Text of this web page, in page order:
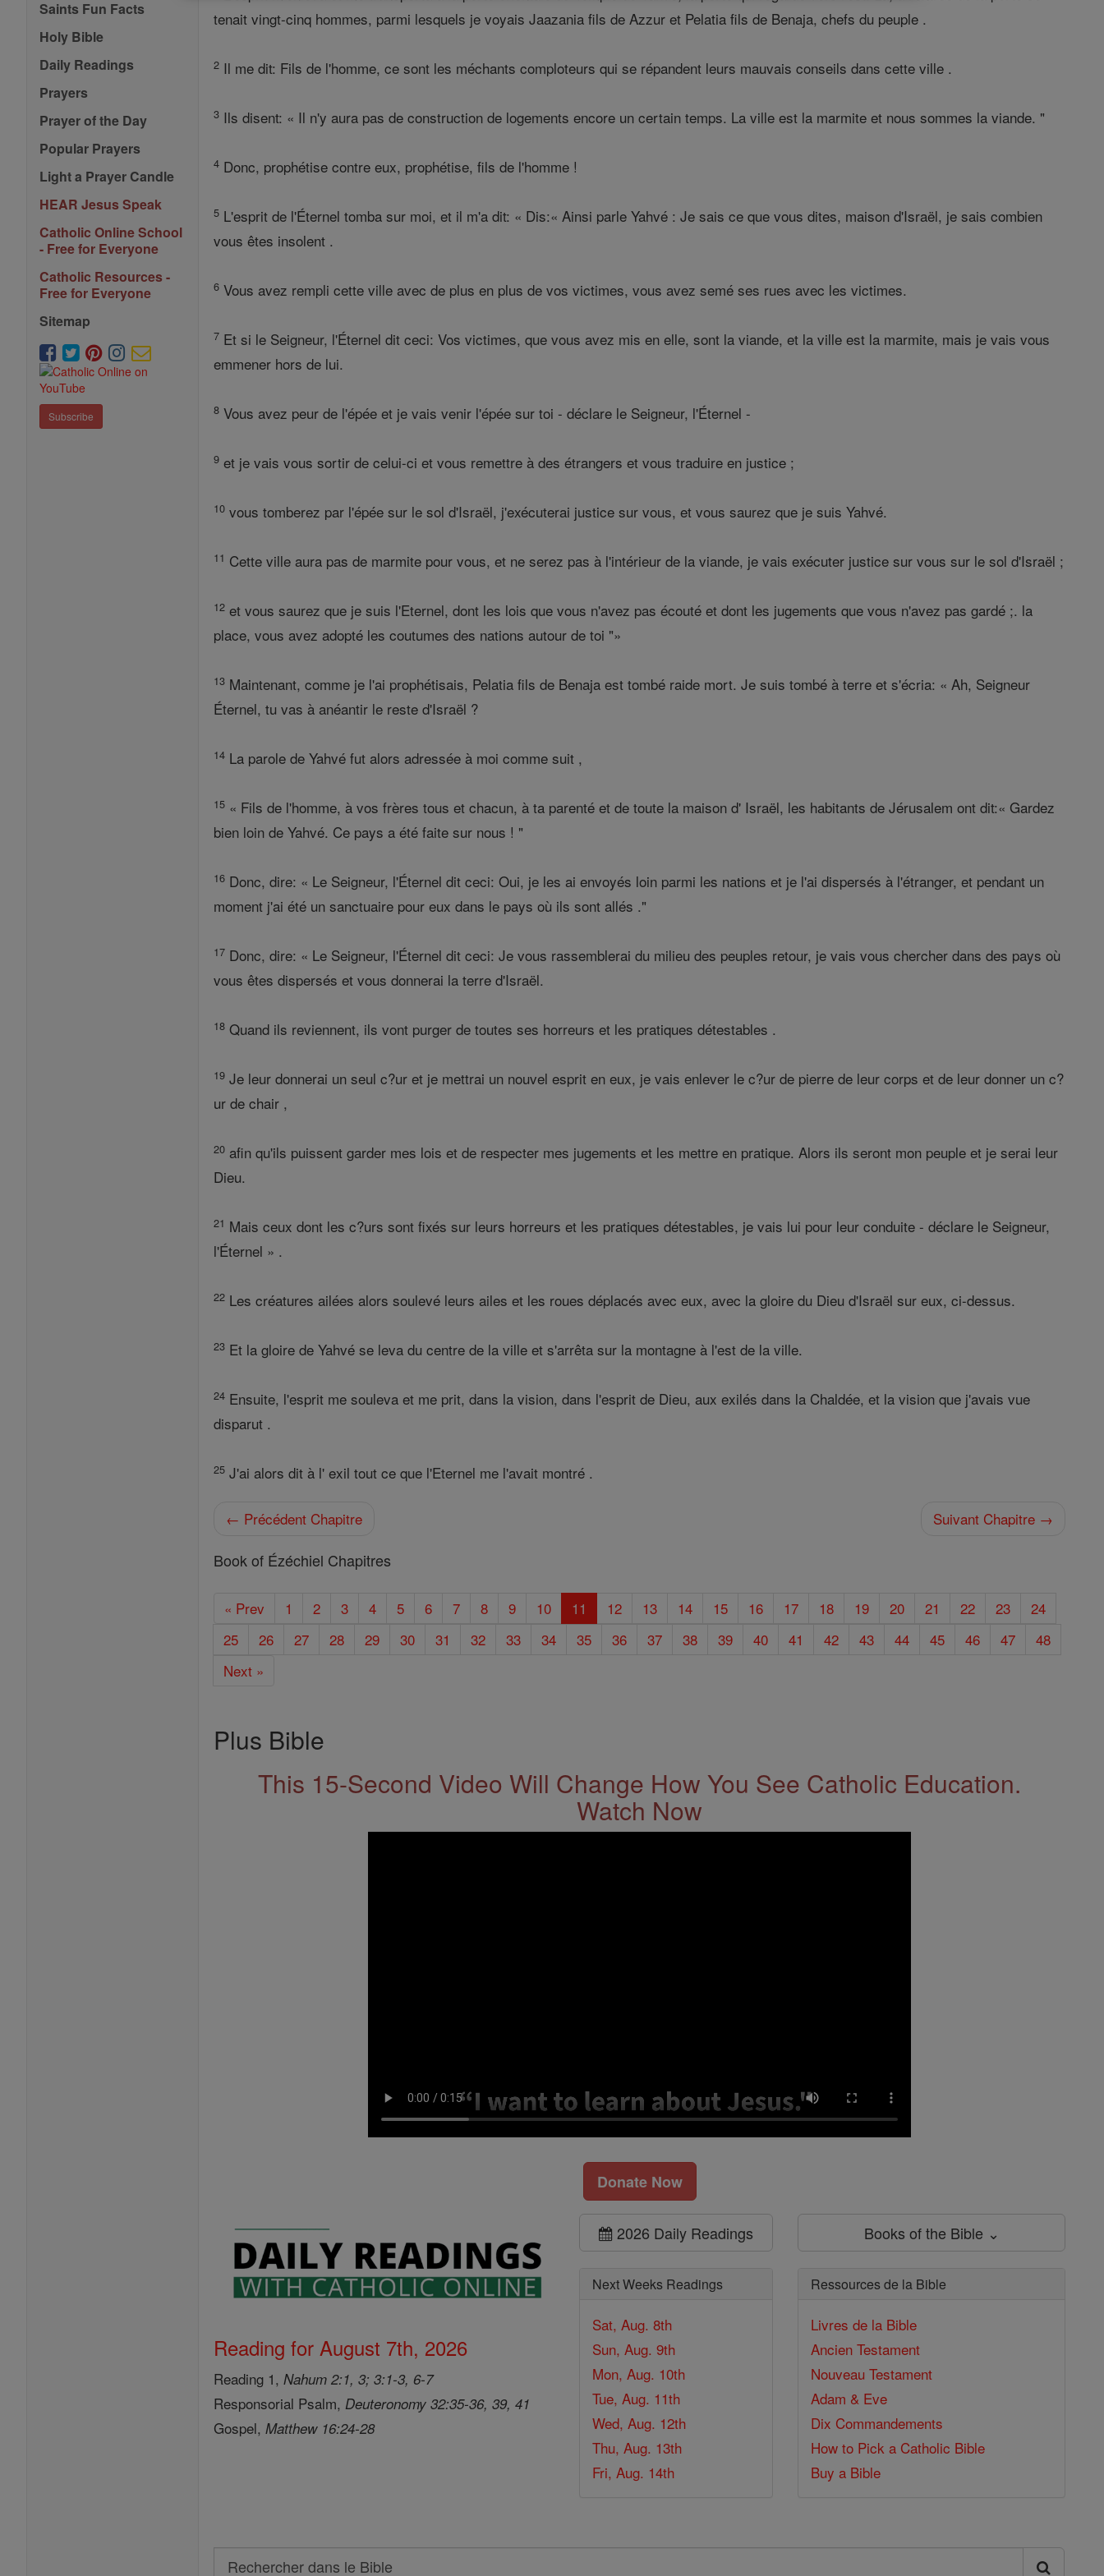
Saints Fun Facts
Holy Bible
Daily Readings
Prayers
Prayer of the Day
Popular Prayers
Light a Prayer Candle
HEAR Jesus Speak
Catholic Online School
- Free for Everyone
Catholic Resources -
Free for Everyone
Sitemap
Subscribe
tenait vingt-cinq hommes, parmi lesquels je voyais Jaazania fils de Azzur et Pelatia fils de Benaja, chefs du peuple .
2 Il me dit: Fils de l'homme, ce sont les méchants comploteurs qui se répandent leurs mauvais conseils dans cette ville .
3 Ils disent: « Il n'y aura pas de construction de logements encore un certain temps. La ville est la marmite et nous sommes la viande. "
4 Donc, prophétise contre eux, prophétise, fils de l'homme !
5 L'esprit de l'Éternel tomba sur moi, et il m'a dit: « Dis:« Ainsi parle Yahvé : Je sais ce que vous dites, maison d'Israël, je sais combien
vous êtes insolent .
6 Vous avez rempli cette ville avec de plus en plus de vos victimes, vous avez semé ses rues avec les victimes.
7 Et si le Seigneur, l'Éternel dit ceci: Vos victimes, que vous avez mis en elle, sont la viande, et la ville est la marmite, mais je vais vous
emmener hors de lui.
8 Vous avez peur de l'épée et je vais venir l'épée sur toi - déclare le Seigneur, l'Éternel -
9 et je vais vous sortir de celui-ci et vous remettre à des étrangers et vous traduire en justice ;
10 vous tomberez par l'épée sur le sol d'Israël, j'exécuterai justice sur vous, et vous saurez que je suis Yahvé.
11 Cette ville aura pas de marmite pour vous, et ne serez pas à l'intérieur de la viande, je vais exécuter justice sur vous sur le sol d'Israël ;
12 et vous saurez que je suis l'Eternel, dont les lois que vous n'avez pas écouté et dont les jugements que vous n'avez pas gardé ;. la
place, vous avez adopté les coutumes des nations autour de toi "»
13 Maintenant, comme je l'ai prophétisais, Pelatia fils de Benaja est tombé raide mort. Je suis tombé à terre et s'écria: « Ah, Seigneur
Éternel, tu vas à anéantir le reste d'Israël ?
14 La parole de Yahvé fut alors adressée à moi comme suit ,
15 « Fils de l'homme, à vos frères tous et chacun, à ta parenté et de toute la maison d' Israël, les habitants de Jérusalem ont dit:« Gardez
bien loin de Yahvé. Ce pays a été faite sur nous ! "
16 Donc, dire: « Le Seigneur, l'Éternel dit ceci: Oui, je les ai envoyés loin parmi les nations et je l'ai dispersés à l'étranger, et pendant un
moment j'ai été un sanctuaire pour eux dans le pays où ils sont allés ."
17 Donc, dire: « Le Seigneur, l'Éternel dit ceci: Je vous rassemblerai du milieu des peuples retour, je vais vous chercher dans des pays où
vous êtes dispersés et vous donnerai la terre d'Israël.
18 Quand ils reviennent, ils vont purger de toutes ses horreurs et les pratiques détestables .
19 Je leur donnerai un seul c?ur et je mettrai un nouvel esprit en eux, je vais enlever le c?ur de pierre de leur corps et de leur donner un c?
ur de chair ,
20 afin qu'ils puissent garder mes lois et de respecter mes jugements et les mettre en pratique. Alors ils seront mon peuple et je serai leur
Dieu.
21 Mais ceux dont les c?urs sont fixés sur leurs horreurs et les pratiques détestables, je vais lui pour leur conduite - déclare le Seigneur,
l'Éternel » .
22 Les créatures ailées alors soulevé leurs ailes et les roues déplacés avec eux, avec la gloire du Dieu d'Israël sur eux, ci-dessus.
23 Et la gloire de Yahvé se leva du centre de la ville et s'arrêta sur la montagne à l'est de la ville.
24 Ensuite, l'esprit me souleva et me prit, dans la vision, dans l'esprit de Dieu, aux exilés dans la Chaldée, et la vision que j'avais vue
disparut .
25 J'ai alors dit à l' exil tout ce que l'Eternel me l'avait montré .
← Précédent Chapitre Suivant Chapitre →
Book of Ézéchiel Chapitres
« Prev 1 2 3 4 5 6 7 8 9 10 11 12 13 14 15 16 17 18 19 20 21 22 23
24
25
26 27 28 29 30 31 32 33 34 35 36 37 38 39 40 41 42 43 44 45 46 47
48
Next »
Plus Bible
This 15-Second Video Will Change How You See Catholic Education.
Watch Now
Donate Now
Reading for August 7th, 2026
Reading 1,Nahum 2:1, 3; 3:1-3, 6-7
Responsorial Psalm, Deuteronomy 32:35-36, 39, 41
Gospel,Matthew 16:24-28
2026 Daily Readings
Next Weeks Readings
Sat, Aug. 8th
Sun, Aug. 9th
Mon, Aug. 10th
Tue, Aug. 11th
Wed, Aug. 12th
Thu, Aug. 13th
Fri, Aug. 14th
Books of the Bible ⌄
Ressources de la Bible
Livres de la Bible
Ancien Testament
Nouveau Testament
Adam & Eve
Dix Commandements
How to Pick a Catholic Bible
Buy a Bible
Search